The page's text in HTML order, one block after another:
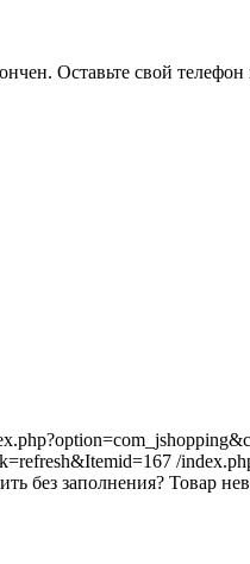
Оставьте свой
/
без заполнения? Товар